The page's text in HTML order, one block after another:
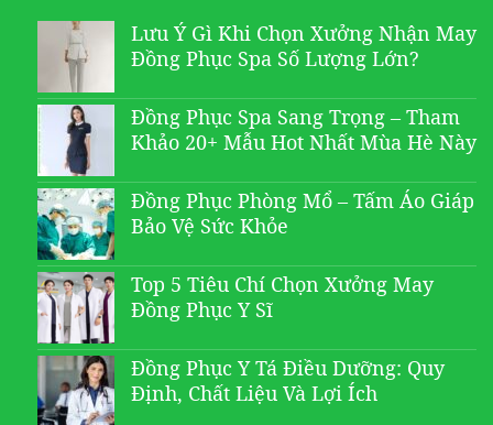
Lưu Ý Gì Khi Chọn Xưởng Nhận May
Đồng Phục Spa Số Lượng Lớn?
Đồng Phục Spa Sang Trọng – Tham
Khảo 20+ Mẫu Hot Nhất Mùa Hè Này
Đồng Phục Phòng Mổ – Tấm Áo Giáp
Bảo Vệ Sức Khỏe
Top 5 Tiêu Chí Chọn Xưởng May
Đồng Phục Y Sĩ
Đồng Phục Y Tá Điều Dưỡng: Quy
Định, Chất Liệu Và Lợi Ích